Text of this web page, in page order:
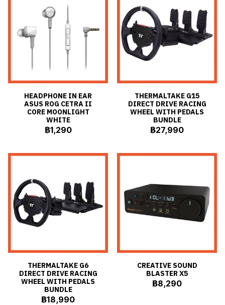
HEADPHONE IN EAR
ASUS ROG CETRA II
CORE MOONLIGHT
WHITE
฿1,290
THERMALTAKE G15
DIRECT DRIVE RACING
WHEEL WITH PEDALS
BUNDLE
฿27,990
THERMALTAKE G6
DIRECT DRIVE RACING
WHEEL WITH PEDALS
BUNDLE
฿18,990
CREATIVE SOUND
BLASTER X5
฿8,290